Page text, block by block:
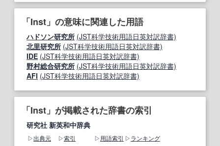
「Inst」の意味に関連した用語
ハドソン研究所 (JST科学技術用語日英対訳辞書)
北里研究所 (JST科学技術用語日英対訳辞書)
IDE (JST科学技術用語日英対訳辞書)
野村総合研究所 (JST科学技術用語日英対訳辞書)
AFI (JST科学技術用語日英対訳辞書)
「Inst」が掲載された辞書の索引
研究社 新英和中辞典
出典元 索引 用語索引
ランキング